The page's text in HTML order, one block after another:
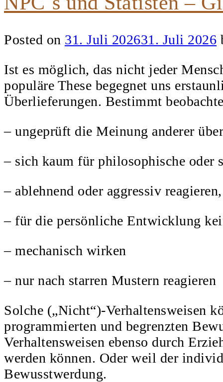
Posted on 31. Juli 202631. Juli 2026
Ist es möglich, das nicht jeder
populäre These begegnet uns
Überlieferungen. Bestimmt
– ungeprüft die Meinung anderer
– sich kaum für philosophische oder
– ablehnend oder aggressiv
– für die persönliche Entwicklung
– mechanisch wirken
– nur nach starren Mustern reagieren
Solche („Nicht“)-Verhaltensweisen
programmierten und begrenzten
Verhaltensweisen ebenso durch
werden können. Oder weil der
Bewusstwerdung.